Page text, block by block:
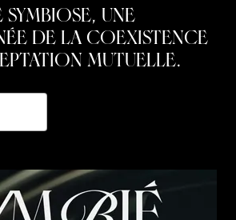
symbiose, une
de la coexistence
mutuelle.